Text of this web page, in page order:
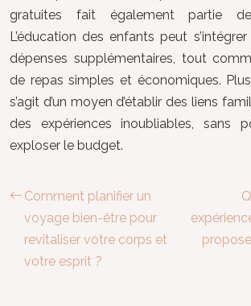
gratuites fait également partie
L’éducation des enfants peut
dépenses supplémentaires, tout
de repas simples et économiques.
s’agit d’un moyen d’établir des liens
des expériences inoubliables, sans
exploser le budget.
Comment planifier un
voyage bien-être pour
revitaliser votre corps et
votre esprit ?